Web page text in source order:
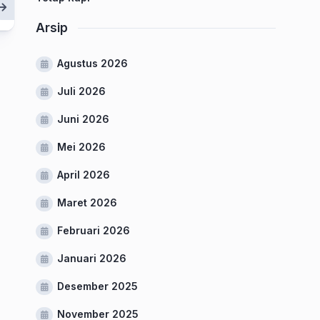
Arsip
Agustus 2026
Juli 2026
Juni 2026
Mei 2026
April 2026
Maret 2026
Februari 2026
Januari 2026
Desember 2025
November 2025